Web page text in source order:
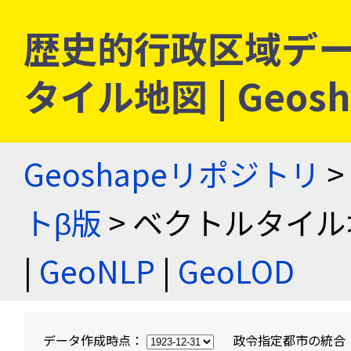
歴史的行政区域デ
タイル地図 |
Geoshapeリポジトリ >
トβ版 > ベクトルタイ
| GeoNLP | GeoLOD
データ作成時点： 政令指定都市の統